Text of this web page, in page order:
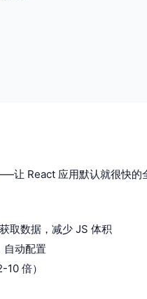
让 React 应用默认就很快的
取数据，减少 JS 体积
自动配置
倍）